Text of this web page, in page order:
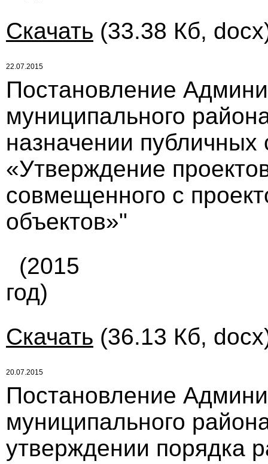
Скачать (33.38 Кб,
22.07.2015
Постановление
муниципального
назначении
«Утверждение
совмещенного с
объектов»"
(2015
год)
Скачать (36.13 Кб,
20.07.2015
Постановление
муниципального
утверждении порядка